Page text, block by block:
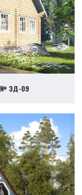
№ ЭД-09